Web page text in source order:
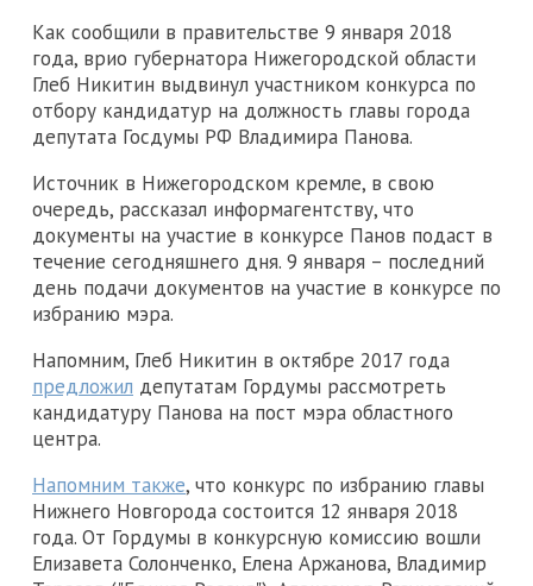
Как сообщили в правительстве 9 января 2018
года, врио губернатора Нижегородской области
Глеб Никитин выдвинул участником конкурса по
отбору кандидатур на должность главы города
депутата Госдумы РФ Владимира Панова.
Источник в Нижегородском кремле, в свою
очередь, рассказал информагентству, что
документы на участие в конкурсе Панов подаст в
течение сегодняшнего дня. 9 января – последний
день подачи документов на участие в конкурсе по
избранию мэра.
Напомним, Глеб Никитин в октябре 2017 года
предложил депутатам Гордумы рассмотреть
кандидатуру Панова на пост мэра областного
центра.
Напомним также, что конкурс по избранию главы
Нижнего Новгорода состоится 12 января 2018
года. От Гордумы в конкурсную комиссию вошли
Елизавета Солонченко, Елена Аржанова, Владимир